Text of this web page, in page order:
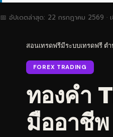
📅 อัปเดตล่าสุด: 22 กรกฎาคม 2569 ·
สอนเทรดฟรีมีระบบเทรดฟรี ต
FOREX TRADING
ทองคำ
มืออาชีพ